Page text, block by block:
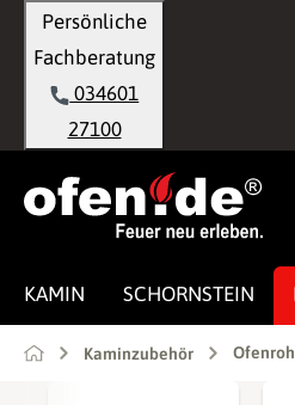
Zur Hauptnavigation
Persönliche
Fachberatung
034601
27100
KAMIN SCHORNSTEIN
Kaminzubehör